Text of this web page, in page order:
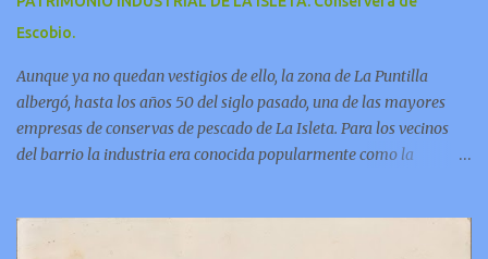
Escobio.
Aunque ya no quedan vestigios de ello, la zona de La Puntilla
albergó, hasta los años 50 del siglo pasado, una de las mayores
empresas de conservas de pescado de La Isleta. Para los vecinos
del barrio la industria era conocida popularmente como la